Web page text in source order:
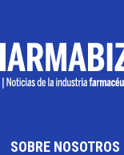
SOBRE NOSOTROS